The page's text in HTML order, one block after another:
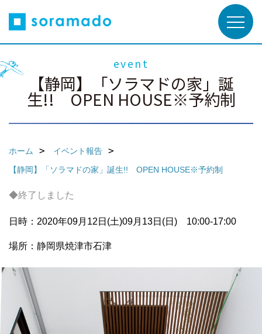
event
【静岡】「ソラマドの家」誕
生!! OPEN HOUSE※予約制
ホーム
イベント報告
【静岡】「ソラマドの家」誕生!! OPEN HOUSE※予約制
◆終了しました
日時：2020年09月12日(土)09月13日(日) 10:00-17:00
場所：静岡県焼津市石津